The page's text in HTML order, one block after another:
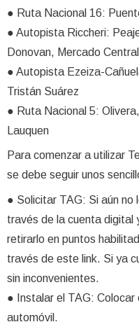
● Ruta Nacional 16:
● Autopista Riccheri:
Donovan, Mercado Central
● Autopista Ezeiza-
Tristán Suárez
● Ruta Nacional 5:
Lauquen
Para comenzar a utilizar
se debe seguir unos
● Solicitar TAG: Si aún no
través de la cuenta digital
retirarlo en puntos
través de este link. Si ya
sin inconvenientes.
● Instalar el TAG: Colocar
automóvil.